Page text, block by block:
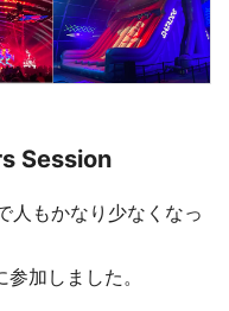
Session
人もかなり少なくなっ
加しました。